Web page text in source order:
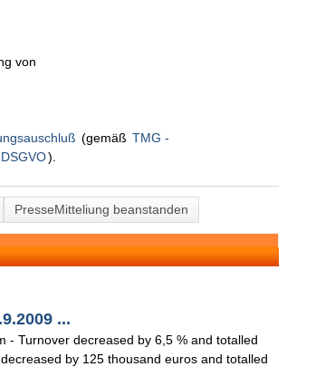
von
(gemäß TMG -
DSGVO).
PresseMitteliung beanstanden
...
- Turnover decreased by 6,5 % and totalled
by 125 thousand euros and totalled